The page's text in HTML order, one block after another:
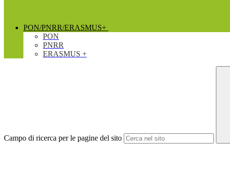
PON/PNRR/ERASMUS+
PON
PNRR
ERASMUS +
Campo di ricerca per le pagine del sito